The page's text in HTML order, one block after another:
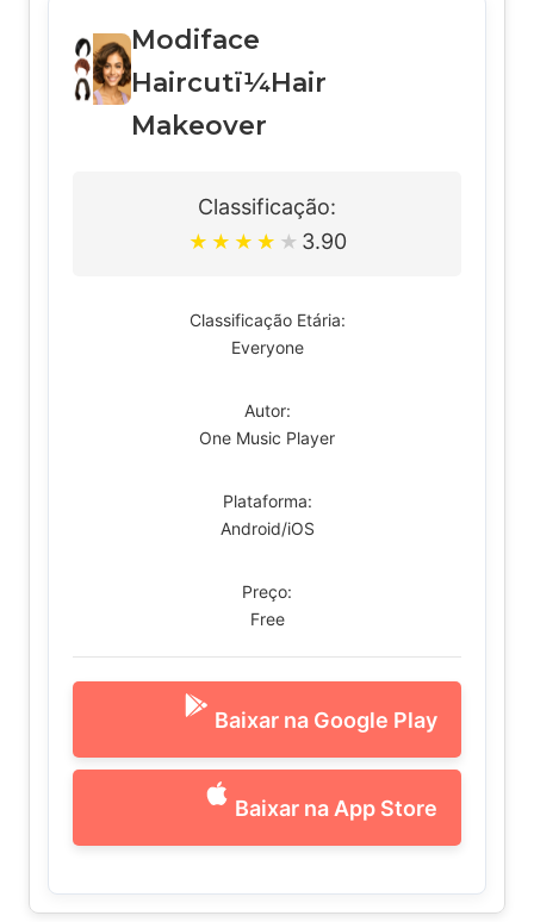
Modiface
Haircutï¼Hair
Makeover
Classificação:
★ ★ ★ ★ ★ 3.90
Classificação Etária:
Everyone
Autor:
One Music Player
Plataforma:
Android/iOS
Preço:
Free
Baixar na Google Play
Baixar na App Store